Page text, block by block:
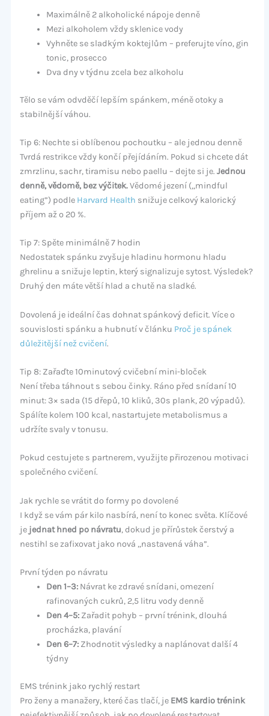
Maximálně 2 alkoholické nápoje denně
Mezi alkoholem vždy sklenice vody
Vyhněte se sladkým koktejlům – preferujte víno, gin
tonic, prosecco
Dva dny v týdnu zcela bez alkoholu
Tělo se vám odvděčí lepším spánkem, méně otoky a
stabilnější váhou.
Tip 6: Nechte si oblíbenou pochoutku – ale jednou denně
Tvrdá restrikce vždy končí přejídáním. Pokud si chcete dát
zmrzlinu, sachr, tiramisu nebo paellu – dejte si je. Jednou
denně, vědomě, bez výčitek.Vědomé jezení („mindful
eating”) podle Harvard Health snižuje celkový kalorický
příjem až o 20 %.
Tip 7: Spěte minimálně 7 hodin
Nedostatek spánku zvyšuje hladinu hormonu hladu
ghrelinu a snižuje leptin, který signalizuje sytost. Výsledek?
Druhý den máte větší hlad a chutě na sladké.
Dovolená je ideální čas dohnat spánkový deficit. Více o
souvislosti spánku a hubnutí v článku Proč je spánek
důležitější než cvičení.
Tip 8: Zařaďte 10minutový cvičební mini-bloček
Není třeba táhnout s sebou činky. Ráno před snídaní 10
minut: 3× sada (15 dřepů, 10 kliků, 30s plank, 20 výpadů).
Spálíte kolem 100 kcal, nastartujete metabolismus a
udržíte svaly v tonusu.
Pokud cestujete s partnerem, využijte přirozenou motivaci
společného cvičení.
Jak rychle se vrátit do formy po dovolené
I když se vám pár kilo nasbírá, není to konec světa. Klíčové
je jednat hned po návratu, dokud je přírůstek čerstvý a
nestihl se zafixovat jako nová „nastavená váha”.
První týden po návratu
Den 1–3:Návrat ke zdravé snídani, omezení
rafinovaných cukrů, 2,5 litru vody denně
Den 4–5:Zařadit pohyb – první trénink, dlouhá
procházka, plavání
Den 6–7:Zhodnotit výsledky a naplánovat další 4
týdny
EMS trénink jako rychlý restart
Pro ženy a manažery, které čas tlačí, je EMS kardio trénink